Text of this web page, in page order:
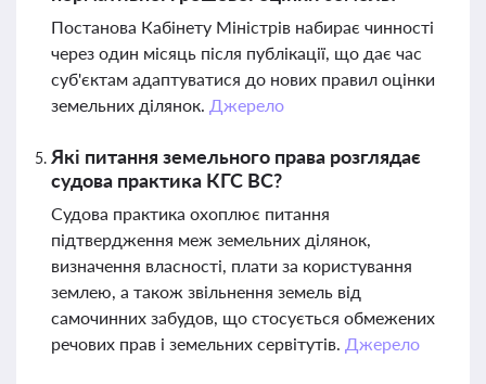
Постанова Кабінету Міністрів набирає чинності
через один місяць після публікації, що дає час
суб'єктам адаптуватися до нових правил оцінки
земельних ділянок. Джерело
Які питання земельного права розглядає
судова практика КГС ВС?
Судова практика охоплює питання
підтвердження меж земельних ділянок,
визначення власності, плати за користування
землею, а також звільнення земель від
самочинних забудов, що стосується обмежених
речових прав і земельних сервітутів. Джерело